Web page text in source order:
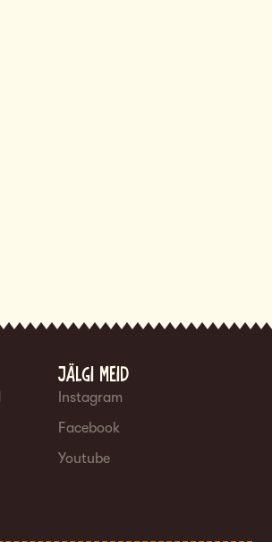
Jälgi meid
Instagram
Facebook
Youtube